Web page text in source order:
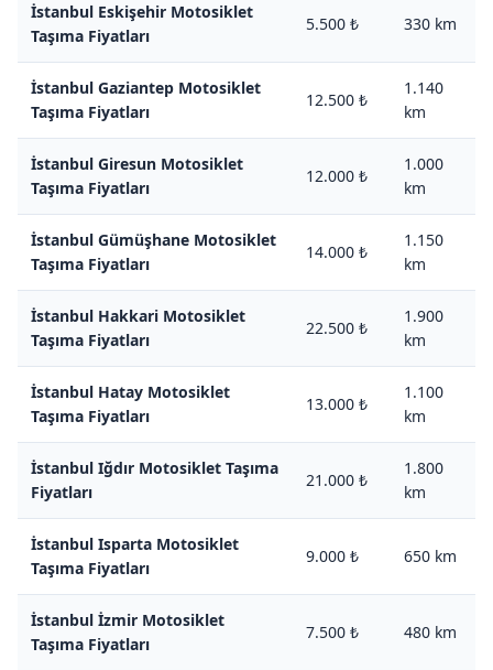
İstanbul Eskişehir Motosiklet
Taşıma Fiyatları
5.500 ₺ 330 km
İstanbul Gaziantep Motosiklet
Taşıma Fiyatları
12.500 ₺
1.140
km
İstanbul Giresun Motosiklet
Taşıma Fiyatları
12.000 ₺
1.000
km
İstanbul Gümüşhane Motosiklet
Taşıma Fiyatları
14.000 ₺
1.150
km
İstanbul Hakkari Motosiklet
Taşıma Fiyatları
22.500 ₺
1.900
km
İstanbul Hatay Motosiklet
Taşıma Fiyatları
13.000 ₺
1.100
km
İstanbul Iğdır Motosiklet Taşıma
Fiyatları
21.000 ₺
1.800
km
İstanbul Isparta Motosiklet
Taşıma Fiyatları
9.000 ₺ 650 km
İstanbul İzmir Motosiklet
Taşıma Fiyatları
7.500 ₺ 480 km